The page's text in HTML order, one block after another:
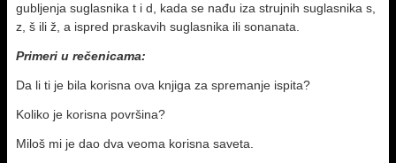
gubljenja suglasnika t i d, kada se nađu iza strujnih suglasnika s,
z, š ili ž, a ispred praskavih suglasnika ili sonanata.
Primeri u rečenicama:
Da li ti je bila korisna ova knjiga za spremanje ispita?
Koliko je korisna površina?
Miloš mi je dao dva veoma korisna saveta.